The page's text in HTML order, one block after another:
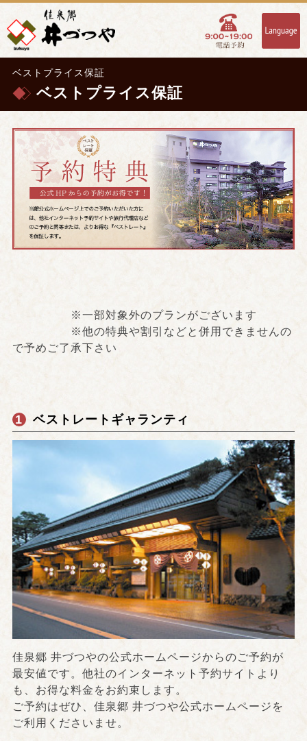
ベストプライス保証
ベストプライス保証
※一部対象外のプランがございます
※他の特典や割引などと併用できませんの
で予めご了承下さい
1 ベストレートギャランティ
佳泉郷 井づつやの公式ホームページからのご予約が
最安値です。他社のインターネット予約サイトより
も、お得な料金をお約束します。
ご予約はぜひ、佳泉郷 井づつや公式ホームページを
ご利用くださいませ。